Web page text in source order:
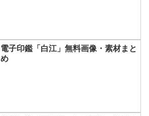
電子印鑑「白江」無料画像・素材まと
め